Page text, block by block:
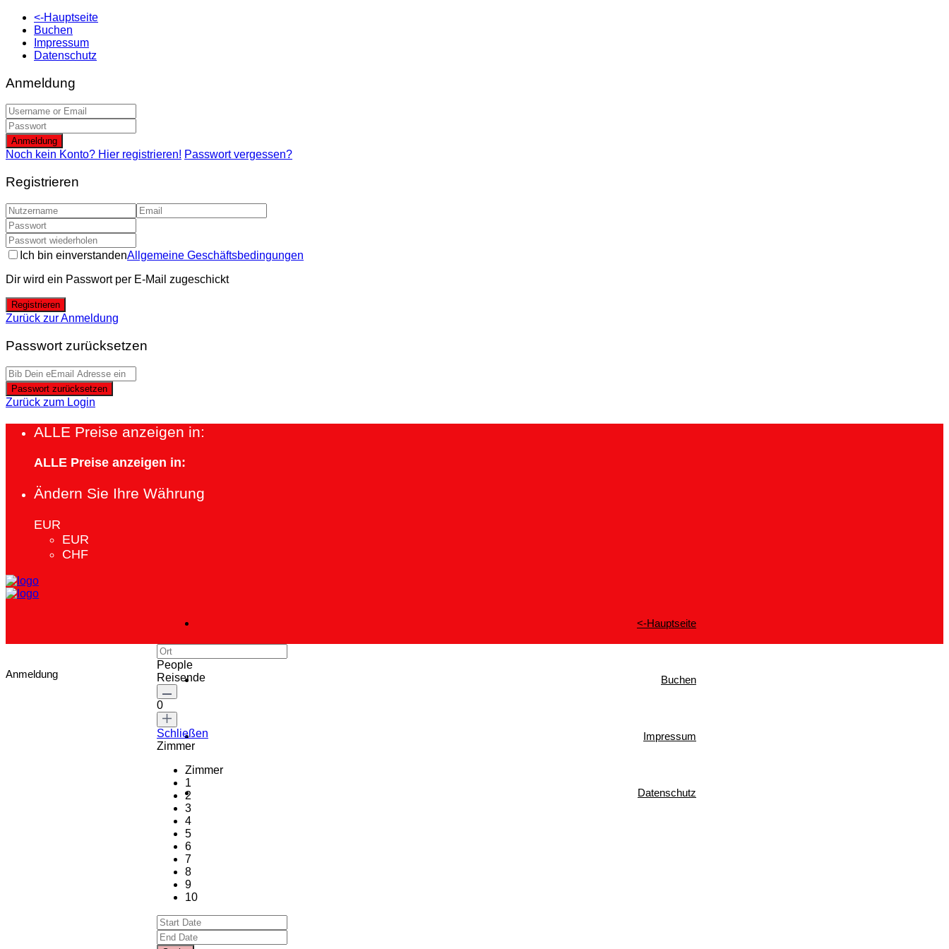
<-Hauptseite
Buchen
Impressum
Datenschutz
Anmeldung
Anmeldung
Noch kein Konto? Hier registrieren! Passwort vergessen?
Registrieren
Ich bin einverstandenAllgemeine Geschäftsbedingungen
Dir wird ein Passwort per E-Mail zugeschickt
Registrieren
Zurück zur Anmeldung
Passwort zurücksetzen
Passwort zurücksetzen
Zurück zum Login
ALLE Preise anzeigen in:
ALLE Preise anzeigen in:
Ändern Sie Ihre Währung
EUR
EUR
CHF
<-Hauptseite
Buchen
Impressum
Datenschutz
Anmeldung
People
Reisende
0
Schließen
Zimmer
Zimmer
1
2
3
4
5
6
7
8
9
10